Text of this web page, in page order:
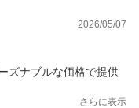
2026/05/07
ズナブルな価格で提供
さらに表示